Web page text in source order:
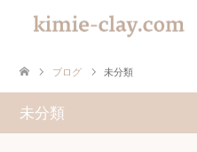
ブログ 未分類
未分類